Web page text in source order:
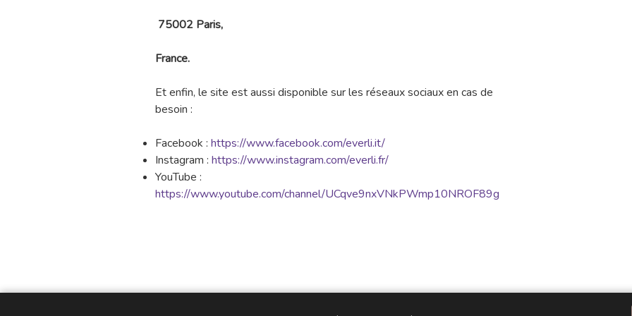
75002 Paris,
France.
Et enfin, le site est aussi disponible sur les réseaux sociaux en cas de
besoin :
Facebook : https://www.facebook.com/everli.it/
Instagram : https://www.instagram.com/everli.fr/
YouTube :
https://www.youtube.com/channel/UCqve9nxVNkPWmp10NROF89g